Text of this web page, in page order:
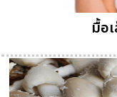
มื้อ